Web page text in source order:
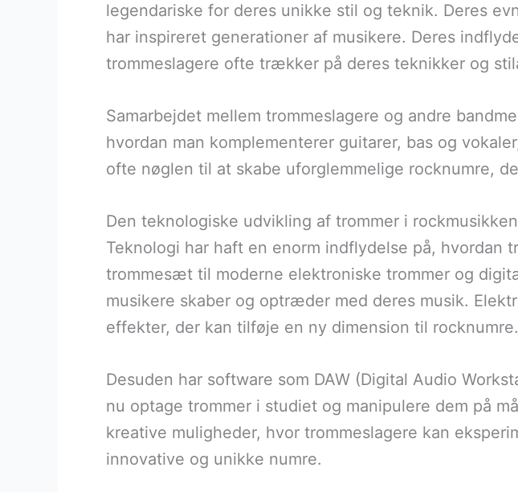
legendariske for deres unikke stil og teknik. Deres
har inspireret generationer af musikere. Deres
trommeslagere ofte trækker på deres teknikker og
Samarbejdet mellem trommeslagere og andre
hvordan man komplementerer guitarer, bas og
ofte nøglen til at skabe uforglemmelige rocknumre,
Den teknologiske udvikling af trommer i rockmusikken
Teknologi har haft en enorm indflydelse på, hvordan
trommesæt til moderne elektroniske trommer og
musikere skaber og optræder med deres musik.
effekter, der kan tilføje en ny dimension til rocknumre.
Desuden har software som DAW (Digital Audio
nu optage trommer i studiet og manipulere dem på
kreative muligheder, hvor trommeslagere kan
innovative og unikke numre.